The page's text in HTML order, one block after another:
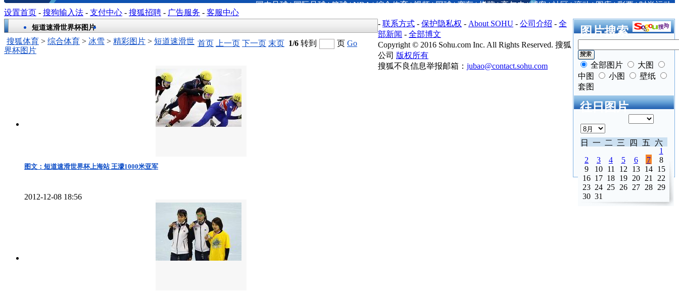
国内足球|国际足球|篮球|NBA|综合体育|视频|网球|赛车|棋牌|高尔夫|博客|社区|滚动|图库|彩票|时尚运动
短道速滑世界杯图片
搜狐体育 > 综合体育 > 冰雪 > 精彩图片 > 短道速滑世
界杯图片
图文：短道速滑世界杯上海站 王濛1000米亚军
2012-12-08 18:56
首页 上一页 下一页 末页 1/6 转到 页 Go
图片搜索
全部图片
大图
中图
小图
壁纸
套图
往日图片
日 一 二 三 四 五
六
1
2
3 4 5 6 7
8
9
10 11 12 13 14
15
16 17 18 19 20 21
22
23 24 25 26 27 28
29
30 31
设置首页 - 搜狗输入法 - 支付中心 - 搜狐招聘 - 广告服务 - 客服中心
- 联系方式 - 保护隐私权 - About SOHU - 公司介绍 - 全
部新闻 - 全部博文
Copyright © 2016 Sohu.com Inc. All Rights Reserved. 搜狐
公司 版权所有
搜狐不良信息举报邮箱： jubao@contact.sohu.com